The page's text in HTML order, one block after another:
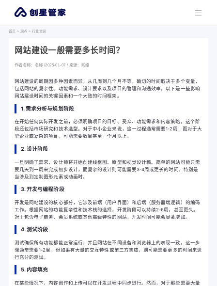
首页 > 观点 > 行业资讯
网站建设一般需要多长时间？
作者名称：名称 /2025-01-07 / 来源：网络
网站建设的周期因多种因素而异，从几周到几个月不等。确切的时间取决于多个变量，
包括网站的复杂性、功能需求、设计要求以及项目的管理和沟通效率。以下是一些影响
网站建设时间的关键因素和一个大致的时间框架。
1. 需求分析与规划阶段
在开始任何实际开发之前，必须明确项目的目标、受众、功能需求和内容策略。这个阶
段还包括市场研究和技术选型。对于中小企业来说，这一过程通常需要1-2周；而对于大
型企业或复杂的项目，可能需要数周甚至一个月以上。
2. 设计阶段
一旦明确了需求，设计师将开始创建线框图、原型和视觉设计稿。简单的网站可能只需
要几天到一周来完成初步设计，而复杂的设计则可能需要3-4周或更长的时间，特别是
当涉及到定制图形元素或动画时。
3. 开发与编程阶段
开发是网站建设的核心部分，它涉及前端（用户界面）和后端（服务器端逻辑）的编码
工作。根据网站的功能复杂性和技术栈的选择，开发阶段可以持续2-6周，甚至更久。
对于包含电子商务、会员系统或其他高级特性的网站，开发时间可能会显著增加。
4. 测试阶段
测试确保所有功能都能正常运行，并且网站在不同设备和浏览器上的表现一致。这一步
骤通常需要1-2周，但如果有大量的交互特性或第三方集成，则可能需要更多的时间来进
行充分的测试。
5. 内容填充
在某些情况下，内容创作和上传可以在开发过程中同步进行。然而，对于那些需要大量